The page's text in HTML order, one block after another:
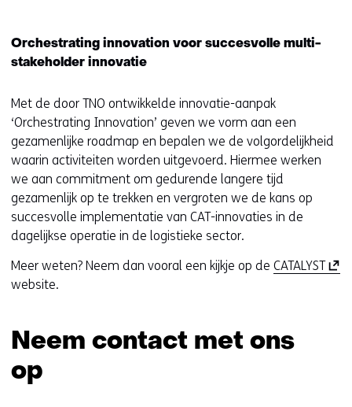
Orchestrating innovation voor succesvolle multi-
stakeholder innovatie
Met de door TNO ontwikkelde innovatie-aanpak
‘Orchestrating Innovation’ geven we vorm aan een
gezamenlijke roadmap en bepalen we de volgordelijkheid
waarin activiteiten worden uitgevoerd. Hiermee werken
we aan commitment om gedurende langere tijd
gezamenlijk op te trekken en vergroten we de kans op
succesvolle implementatie van CAT-innovaties in de
dagelijkse operatie in de logistieke sector.
Meer weten? Neem dan vooral een kijkje op de CATALYST(
website.
Neem contact met ons
op